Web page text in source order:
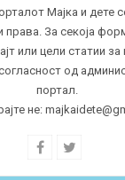
Мајка и дете
права. За секоја
или цели статии за
од
портал.
не: